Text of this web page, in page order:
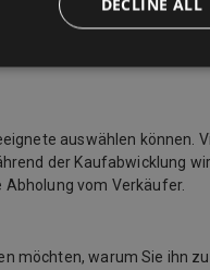
auswählen
der Kaufabwicklung
Abholung vom Verkäufer.
möchten, warum Sie ihn